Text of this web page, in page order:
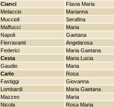
Cianci Flavia Maria
Melaccio Marianna
Muccioli Serafina
Maffucci Maria
Napoli Gaetana
Fierravanti Angelarosa
Federici Maria Gaetana
Cesta Maria Lucia
Gaudio Maria
Carlo Rosa
Fastiggi Giovanna
Lombardi Maria Gaetana
Mazzeo Maria
Nicola Rosa Maria